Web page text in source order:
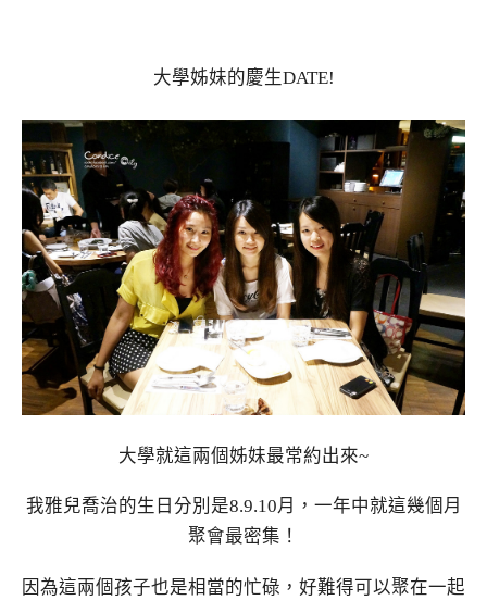
大學姊妹的慶生DATE!
大學就這兩個姊妹最常約出來~
我雅兒喬治的生日分別是8.9.10月，一年中就這幾個月
聚會最密集！
因為這兩個孩子也是相當的忙碌，好難得可以聚在一起